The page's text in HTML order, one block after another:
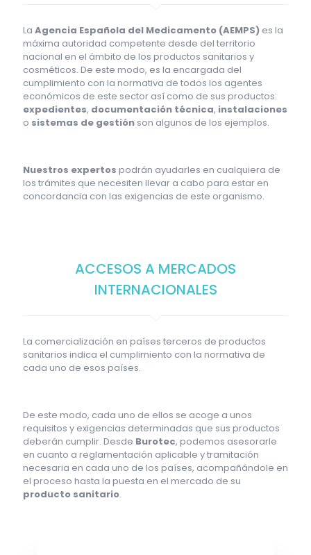
La Agencia Española del Medicamento (AEMPS) es la
máxima autoridad competente desde del territorio
nacional en el ámbito de los productos sanitarios y
cosméticos. De este modo, es la encargada del
cumplimiento con la normativa de todos los agentes
económicos de este sector así como de sus productos:
expedientes, documentación técnica, instalaciones
o sistemas de gestión son algunos de los ejemplos.
Nuestros expertos podrán ayudarles en cualquiera de
los trámites que necesiten llevar a cabo para estar en
concordancia con las exigencias de este organismo.
ACCESOS A MERCADOS
INTERNACIONALES
La comercialización en países terceros de productos
sanitarios indica el cumplimiento con la normativa de
cada uno de esos países.
De este modo, cada uno de ellos se acoge a unos
requisitos y exigencias determinadas que sus productos
deberán cumplir. Desde Burotec, podemos asesorarle
en cuanto a reglamentación aplicable y tramitación
necesaria en cada uno de los países, acompañándole en
el proceso hasta la puesta en el mercado de su
producto sanitario.